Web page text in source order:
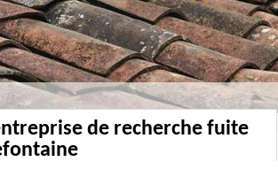
de recherche fuite